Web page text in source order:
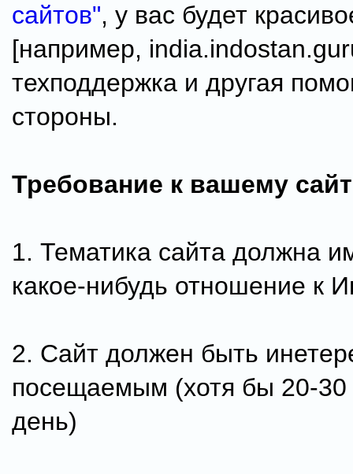
сайтов", у вас будет
[например,
техподдержка и другая
стороны.
Требование к вашему
1. Тематика сайта должна
какое-нибудь отношение к
2. Сайт должен быть
посещаемым (хотя бы 20-30
день)